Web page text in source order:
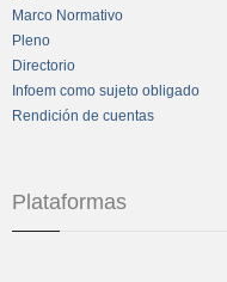
Marco Normativo
Pleno
Directorio
Infoem como sujeto obligado
Rendición de cuentas
Plataformas